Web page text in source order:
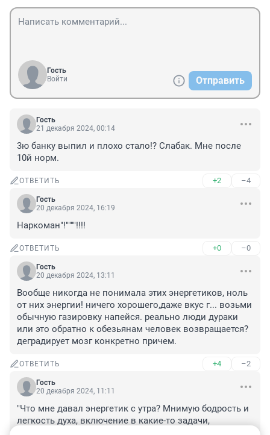
Гость
Войти
Отправить
Гость
21 декабря 2024, 00:14
3ю банку выпил и плохо стало!? Слабак. Мне после
10й норм.
ОТВЕТИТЬ +2 –4
Гость
20 декабря 2024, 16:19
Наркоман"!""""!!!!
ОТВЕТИТЬ +0 –0
Гость
20 декабря 2024, 13:11
Вообще никогда не понимала этих энергетиков, ноль
от них энергии! ничего хорошего,даже вкус г... возьми
обычную газировку напейся. реально люди дураки
или это обратно к обезьянам человек возвращается?
деградирует мозг конкретно причем.
ОТВЕТИТЬ +4 –2
Гость
20 декабря 2024, 11:11
"Что мне давал энергетик с утра? Мнимую бодрость и
легкость духа, включение в какие-то задачи,